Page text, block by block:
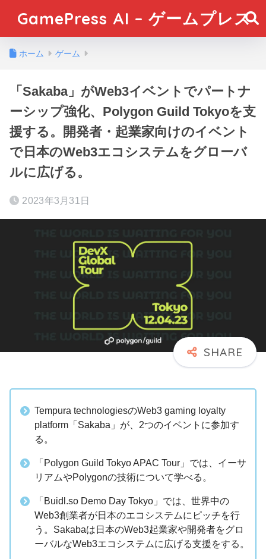
GamePress AI – ゲームプレス
ホーム ゲーム
「Sakaba」がWeb3イベントでパートナ
ーシップ強化、Polygon Guild Tokyoを支
援する。開発者・起業家向けのイベント
で日本のWeb3エコシステムをグローバ
ルに広げる。
2023年3月31日
Tempura technologiesのWeb3 gaming loyalty
platform「Sakaba」が、2つのイベントに参加す
る。
「Polygon Guild Tokyo APAC Tour」では、イーサ
リアムやPolygonの技術について学べる。
「Buidl.so Demo Day Tokyo」では、世界中の
Web3創業者が日本のエコシステムにピッチを行
う。Sakabaは日本のWeb3起業家や開発者をグロ
ーバルなWeb3エコシステムに広げる支援をする。